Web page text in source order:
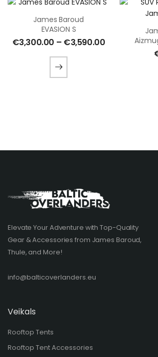
James Baroud
EVASION S
€3,300.00 – €3,590.00
Elevate Your Adventure with Top-Quality
Gear & Accessories from James Baroud,
Thule, and More!
info@balticoverlanders.eu
Veikals
Rooftop Tents
Rooftop Tent Accessories